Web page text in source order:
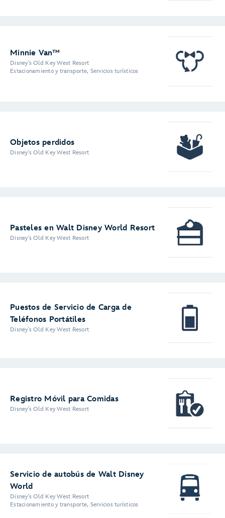
Minnie Van™
Disney's Old Key West Resort
Estacionamiento y transporte, Servicios turísticos
Objetos perdidos
Disney's Old Key West Resort
Pasteles en Walt Disney World Resort
Disney's Old Key West Resort
Puestos de Servicio de Carga de
Teléfonos Portátiles
Disney's Old Key West Resort
Registro Móvil para Comidas
Disney's Old Key West Resort
Servicio de autobús de Walt Disney
World
Disney's Old Key West Resort
Estacionamiento y transporte, Servicios turísticos